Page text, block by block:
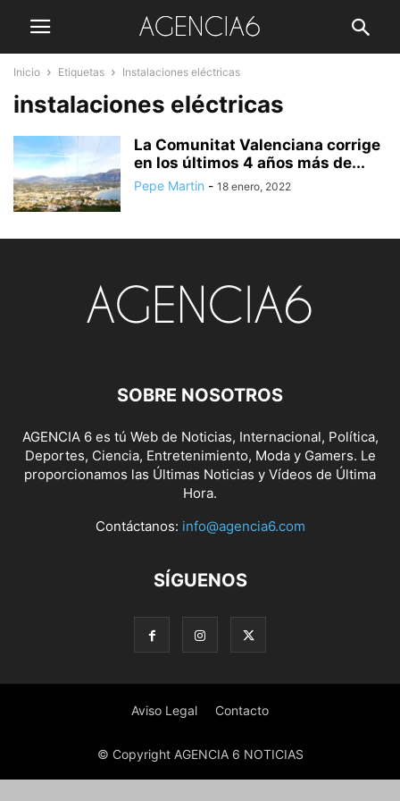
Inicio Etiquetas Instalaciones eléctricas
instalaciones eléctricas
La Comunitat Valenciana corrige
en los últimos 4 años más de...
Pepe Martin - 18 enero, 2022
SOBRE NOSOTROS
AGENCIA 6 es tú Web de Noticias, Internacional, Política,
Deportes, Ciencia, Entretenimiento, Moda y Gamers. Le
proporcionamos las Últimas Noticias y Vídeos de Última
Hora.
Contáctanos: info@agencia6.com
SÍGUENOS
Aviso Legal Contacto
© Copyright AGENCIA 6 NOTICIAS